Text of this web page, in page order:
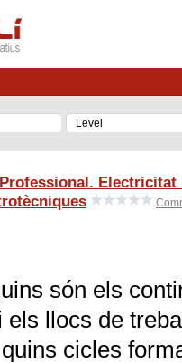
són els
els llocs de
cicles